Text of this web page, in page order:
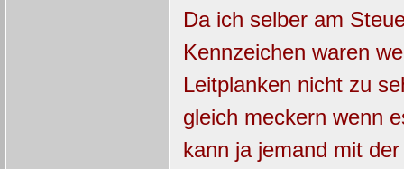
Da ich selber am
Kennzeichen waren
Leitplanken nicht zu
gleich meckern wenn
kann ja jemand mit